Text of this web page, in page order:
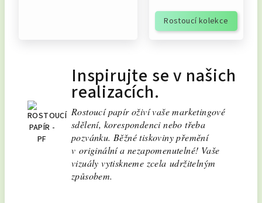
Rostoucí kolekce
Inspirujte se v našich
realizacích.
Rostoucí papír oživí vaše marketingové
sdělení, korespondenci nebo třeba
pozvánku. Běžné tiskoviny přemění
v originální a nezapomenutelné! Vaše
vizuály vytiskneme zcela udržitelným
způsobem.